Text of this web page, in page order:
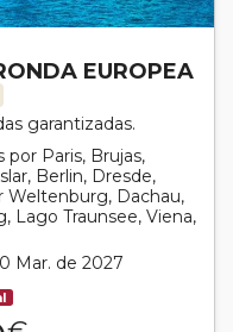
EUROPEA
garantizadas.
por Paris, Brujas,
Berlin, Dresde,
Dachau,
Lago Traunsee, Viena,
Mar. de 2027